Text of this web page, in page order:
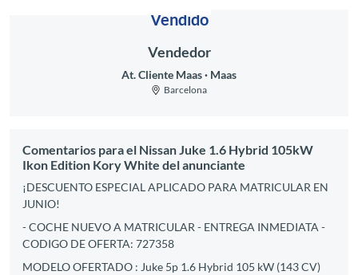
Vendido
Vendedor
At. Cliente Maas Maas
Barcelona
Comentarios para el Nissan Juke 1.6 Hybrid 105kW
Ikon Edition Kory White del anunciante
¡DESCUENTO ESPECIAL APLICADO PARA MATRICULAR EN
JUNIO!
- COCHE NUEVO A MATRICULAR - ENTREGA INMEDIATA -
CODIGO DE OFERTA: 727358
MODELO OFERTADO : Juke 5p 1.6 Hybrid 105 kW (143 CV)